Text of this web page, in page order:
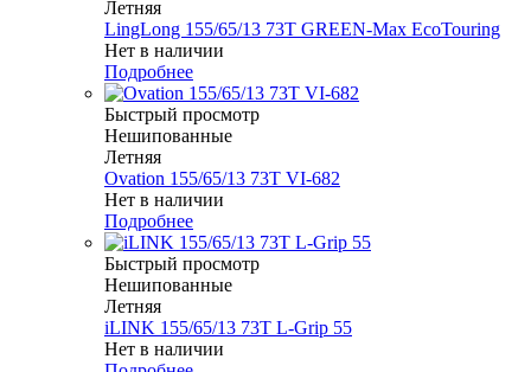
Летняя
LingLong 155/65/13 73T GREEN-Max EcoTouring
Нет в наличии
Подробнее
Быстрый просмотр
Нешипованные
Летняя
Ovation 155/65/13 73T VI-682
Нет в наличии
Подробнее
Быстрый просмотр
Нешипованные
Летняя
iLINK 155/65/13 73T L-Grip 55
Нет в наличии